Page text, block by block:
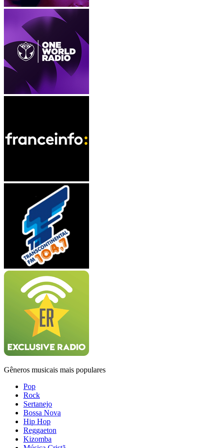
Gêneros musicais mais populares
Pop
Rock
Sertanejo
Bossa Nova
Hip Hop
Reggaeton
Kizomba